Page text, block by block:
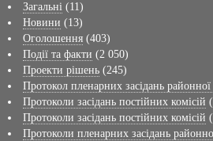
Загальні (11)
Новини (13)
Оголошення (403)
Події та факти (2 050)
Проекти рішень (245)
Протокол пленарних засідань районної
Протоколи засідань постійних комісій
Протоколи засідань постійних комісій
Протоколи пленарних засідань